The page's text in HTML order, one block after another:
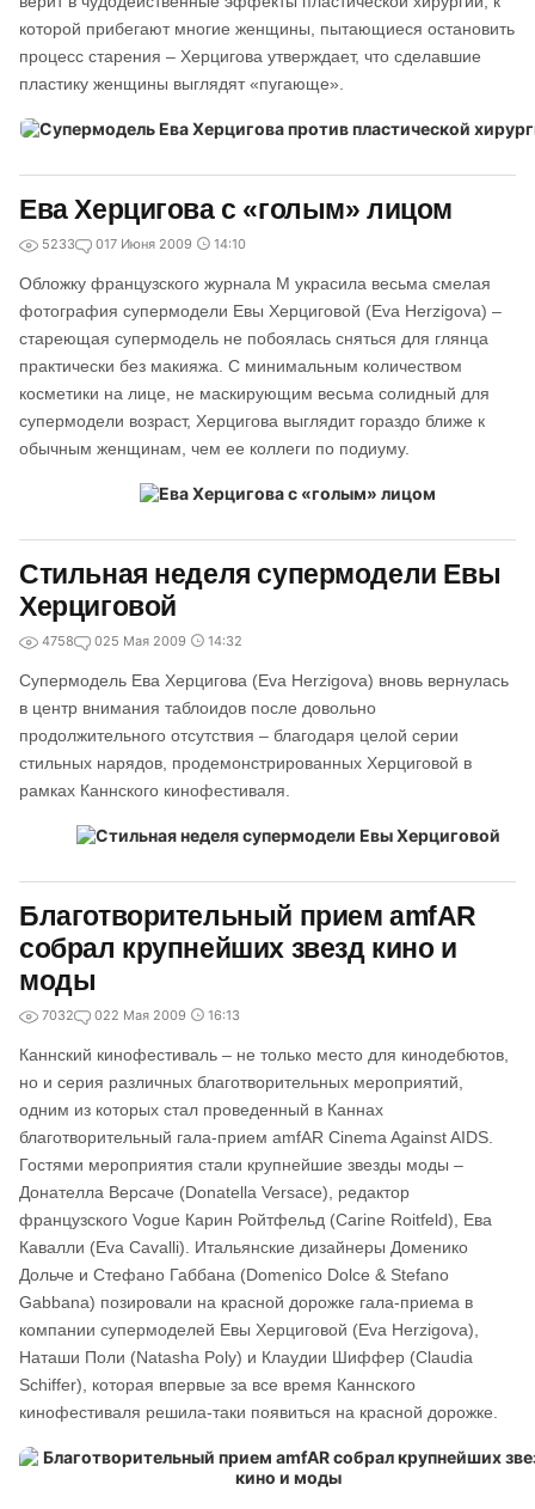
которой прибегают многие женщины, пытающиеся остановить
процесс старения – Херцигова утверждает, что сделавшие
пластику женщины выглядят «пугающе».
Ева Херцигова с «голым» лицом
5233 017 Июня 2009 14:10
Обложку французского журнала M украсила весьма смелая
фотография супермодели Евы Херциговой (Eva Herzigova) –
стареющая супермодель не побоялась сняться для глянца
практически без макияжа. С минимальным количеством
косметики на лице, не маскирующим весьма солидный для
супермодели возраст, Херцигова выглядит гораздо ближе к
обычным женщинам, чем ее коллеги по подиуму.
Стильная неделя супермодели Евы
Херциговой
4758 025 Мая 2009 14:32
Супермодель Ева Херцигова (Eva Herzigova) вновь вернулась
в центр внимания таблоидов после довольно
продолжительного отсутствия – благодаря целой серии
стильных нарядов, продемонстрированных Херциговой в
рамках Каннского кинофестиваля.
Благотворительный прием amfAR
собрал крупнейших звезд кино и
моды
7032 022 Мая 2009 16:13
Каннский кинофестиваль – не только место для кинодебютов,
но и серия различных благотворительных мероприятий,
одним из которых стал проведенный в Каннах
благотворительный гала-прием amfAR Cinema Against AIDS.
Гостями мероприятия стали крупнейшие звезды моды –
Донателла Версаче (Donatella Versace), редактор
французского Vogue Карин Ройтфельд (Carine Roitfeld), Ева
Кавалли (Eva Cavalli). Итальянские дизайнеры Доменико
Дольче и Стефано Габбана (Domenico Dolce & Stefano
Gabbana) позировали на красной дорожке гала-приема в
компании супермоделей Евы Херциговой (Eva Herzigova),
Наташи Поли (Natasha Poly) и Клаудии Шиффер (Claudia
Schiffer), которая впервые за все время Каннского
кинофестиваля решила-таки появиться на красной дорожке.